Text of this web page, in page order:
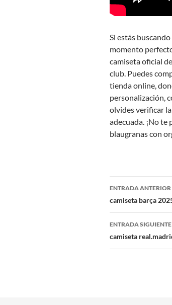
Si estás buscando
momento
camiseta oficial
club. Puedes
tienda online,
personalización,
olvides verificar
adecuada. ¡No
blaugranas con
Navegación
de
entradas
ENTRADA ANTERIOR
camiseta barça
ENTRADA SIGUIENTE
camiseta